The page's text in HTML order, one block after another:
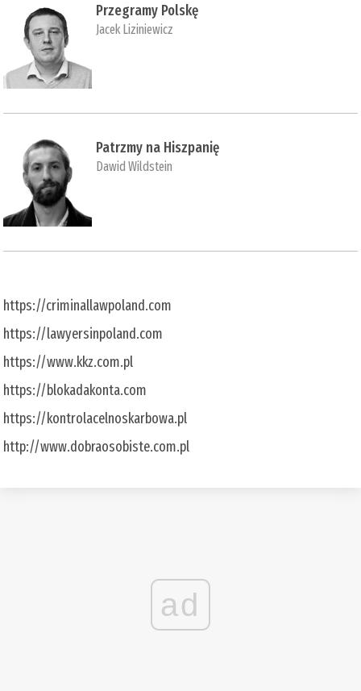
Przegramy Polskę
Jacek Liziniewicz
Patrzmy na Hiszpanię
Dawid Wildstein
https://criminallawpoland.com
https://lawyersinpoland.com
https://www.kkz.com.pl
https://blokadakonta.com
https://kontrolacelnoskarbowa.pl
http://www.dobraosobiste.com.pl
ad